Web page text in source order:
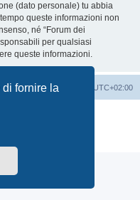
fornire la
(dato personale) tu abbia
queste informazioni non
né “Forum dei
per qualsiasi
queste informazioni.
Tutti gli orari sono UTC+02:00
cookie